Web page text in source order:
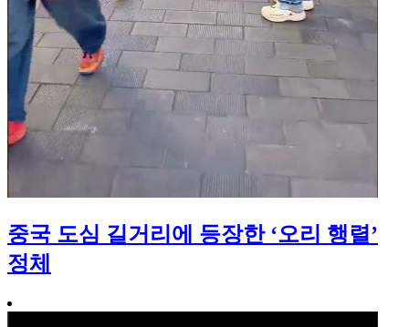
중국 도심 길거리에 등장한 ‘오리 행렬’
정체